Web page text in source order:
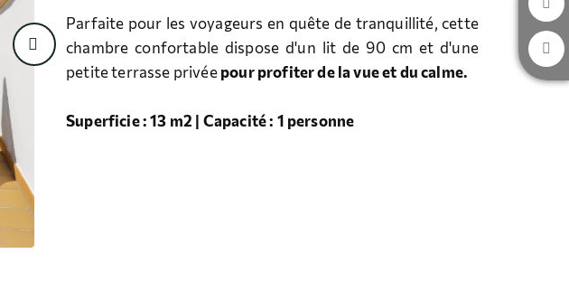
Parfaite pour les voyageurs en quête de tranquillité, cette
chambre confortable dispose d'un lit de 90 cm et d'une
petite terrasse privéepour profiter de la vue et du calme.
Superficie : 13 m2 | Capacité : 1 personne